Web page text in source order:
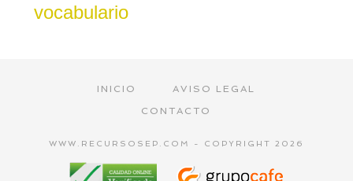
vocabulario
INICIO
AVISO LEGAL
CONTACTO
WWW.RECURSOSEP.COM - COPYRIGHT 2026